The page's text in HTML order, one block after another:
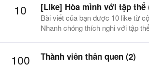
10 [Like] Hòa mình với tập thể
Bài viết của bạn được 10 like từ
Nhanh chóng thích nghi với tập
100 Thành viên thân quen (2)